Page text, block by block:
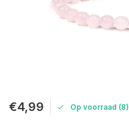
€4,99 Op voorraad (8)